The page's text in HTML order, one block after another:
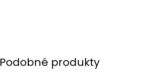
Podobné produkty